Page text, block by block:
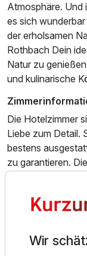
Atmosphäre. Und
es sich
der erholsamen
Rothbach Dein
Natur zu
und kulinarische
Die Hotelzimmer
Liebe zum Detail.
bestens
zu garantieren.
Wasserkocher,
zudem einen
modernen
Wir